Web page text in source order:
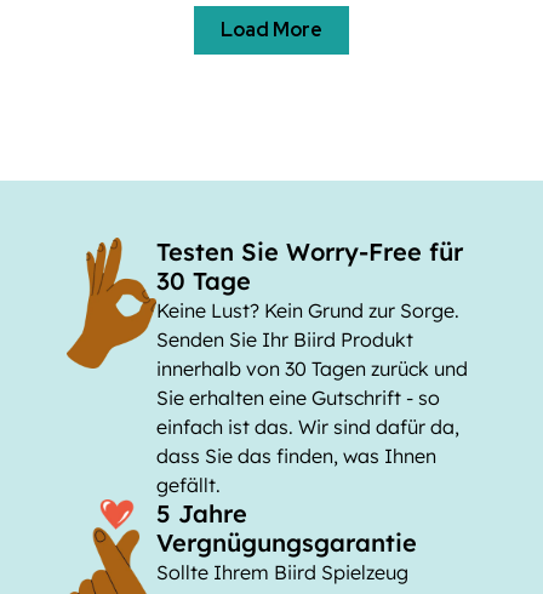
Load More
Testen Sie Worry-Free für
30 Tage
Keine Lust? Kein Grund zur Sorge.
Senden Sie Ihr Biird Produkt
innerhalb von 30 Tagen zurück und
Sie erhalten eine Gutschrift - so
einfach ist das. Wir sind dafür da,
dass Sie das finden, was Ihnen
gefällt.
5 Jahre
Vergnügungsgarantie
Sollte Ihrem Biird Spielzeug